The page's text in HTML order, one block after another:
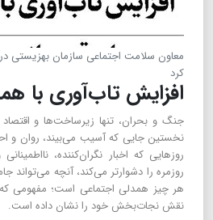
معاون سلامت اجتماعی سازمان بهزیستی
کرد
افزایش تاب‌آوری با
جنگ و بحران، تنها زیرساخت‌ها و اقتصاد
نخستین جایی که آسیب می‌بیند، روان و
روزهایی که اخبار نگران‌کننده،
روزمره را دشوارتر می‌کند، آنچه می‌تواند
هر چیز همدلی اجتماعی است؛ مفهومی که
نقش نجات‌بخش خود را نشان داده است.